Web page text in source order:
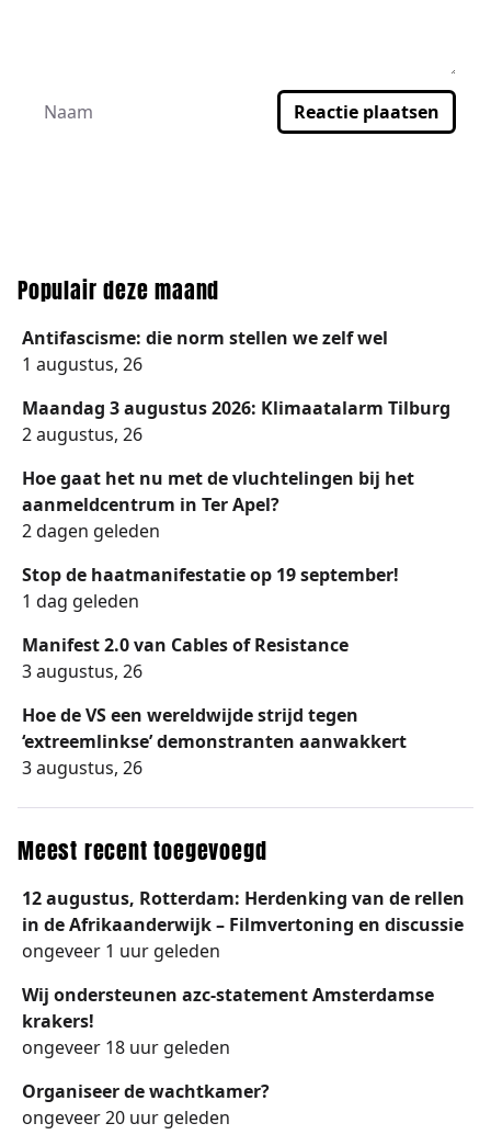
Reactie plaatsen
Populair deze maand
Antifascisme: die norm stellen we zelf wel
1 augustus, 26
Maandag 3 augustus 2026: Klimaatalarm Tilburg
2 augustus, 26
Hoe gaat het nu met de vluchtelingen bij het
aanmeldcentrum in Ter Apel?
2 dagen geleden
Stop de haatmanifestatie op 19 september!
1 dag geleden
Manifest 2.0 van Cables of Resistance
3 augustus, 26
Hoe de VS een wereldwijde strijd tegen
‘extreemlinkse’ demonstranten aanwakkert
3 augustus, 26
Meest recent toegevoegd
12 augustus, Rotterdam: Herdenking van de rellen
in de Afrikaanderwijk – Filmvertoning en discussie
ongeveer 1 uur geleden
Wij ondersteunen azc-statement Amsterdamse
krakers!
ongeveer 18 uur geleden
Organiseer de wachtkamer?
ongeveer 20 uur geleden